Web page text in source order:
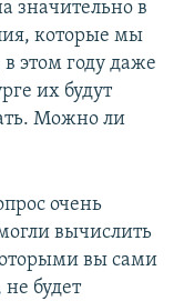
значительно в
которые мы
этом году даже
их будут
Можно ли
очень
вычислить
вы сами
не будет